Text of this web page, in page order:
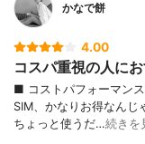
かなで餅
4.00
コスパ重視の人に
■ コストパフォーマン
SIM、かなりお得なんじ
ちょっと使うだ…続きを